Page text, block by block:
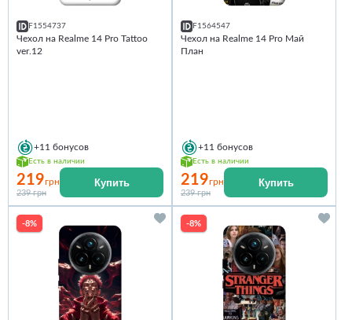
F1554737
Чехол на Realme 14 Pro Tattoo
ver.12
+11 бонусов
Есть в наличии
219грн
239 грн
Купить
F1564547
Чехол на Realme 14 Pro Май
План
+11 бонусов
Есть в наличии
219грн
239 грн
Купить
-8% -8%